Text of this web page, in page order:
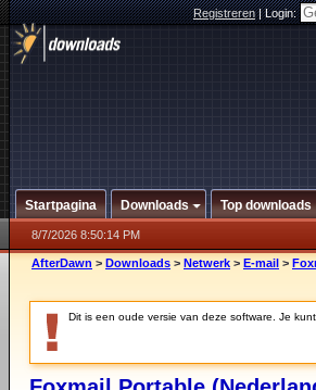
Registreren|Login:
Startpagina Downloads Top downloads
8/7/2026 8:50:14 PM
AfterDawn > Downloads > Netwerk > E-mail >
Dit is een oude versie van deze software. Je